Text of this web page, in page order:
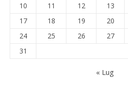
10
11 12 13
17
18 19 20
24
25 26 27
31
« Lug